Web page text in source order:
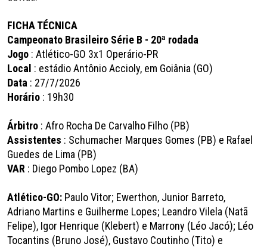
FICHA TÉCNICA
Campeonato Brasileiro Série B - 20ª rodada
Jogo : Atlético-GO 3x1 Operário-PR
Local : estádio Antônio Accioly, em Goiânia (GO)
Data : 27/7/2026
Horário : 19h30
Árbitro : Afro Rocha De Carvalho Filho (PB)
Assistentes : Schumacher Marques Gomes (PB) e Rafael
Guedes de Lima (PB)
VAR : Diego Pombo Lopez (BA)
Atlético-GO: Paulo Vitor; Ewerthon, Junior Barreto,
Adriano Martins e Guilherme Lopes; Leandro Vilela (Natã
Felipe), Igor Henrique (Klebert) e Marrony (Léo Jacó); Léo
Tocantins (Bruno José), Gustavo Coutinho (Tito) e